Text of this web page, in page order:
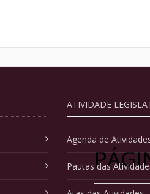
ATIVIDADE
Agenda de
Pautas das